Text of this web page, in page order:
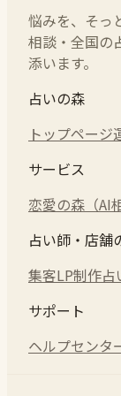
悩みを、そっ
相談・全国の
添います。
占いの森
トップページ
サービス
恋愛の森（AI
占い師・店舗
集客LP制作占
サポート
ヘルプセンタ